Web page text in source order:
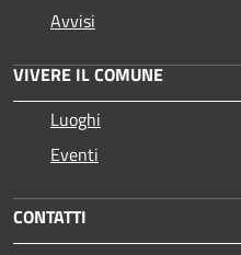
Avvisi
VIVERE IL COMUNE
Luoghi
Eventi
CONTATTI